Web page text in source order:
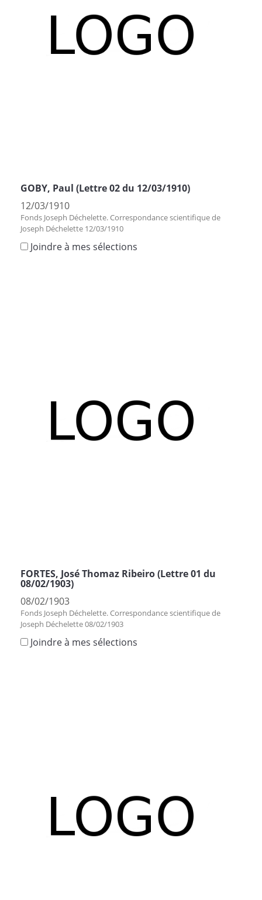
GOBY, Paul (Lettre 02 du 12/03/1910)
12/03/1910
Fonds Joseph Déchelette. Correspondance scientifique de
Joseph Déchelette 12/03/1910
Joindre à mes sélections
FORTES, José Thomaz Ribeiro (Lettre 01 du
08/02/1903)
08/02/1903
Fonds Joseph Déchelette. Correspondance scientifique de
Joseph Déchelette 08/02/1903
Joindre à mes sélections